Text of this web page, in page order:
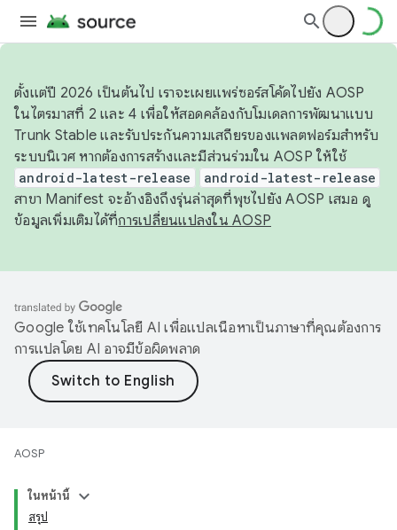
ตั้งแต่ปี 2026 เป็นต้นไป เราจะเผยแพร่ซอร์สโค้ดไปยัง AOSP
ในไตรมาสที่ 2 และ 4 เพื่อให้สอดคล้องกับโมเดลการพัฒนาแบบ
Trunk Stable และรับประกันความเสถียรของแพลตฟอร์มสำหรับ
ระบบนิเวศ หากต้องการสร้างและมีส่วนร่วมใน AOSP ให้ใช้
android-latest-release android-latest-release
สาขา Manifest จะอ้างอิงถึงรุ่นล่าสุดที่พุชไปยัง AOSP เสมอ ดู
ข้อมูลเพิ่มเติมได้ที่การเปลี่ยนแปลงใน AOSP
Google ใช้เทคโนโลยี AI เพื่อแปลเนื้อหาเป็นภาษาที่คุณต้องการ
การแปลโดย AI อาจมีข้อผิดพลาด
AOSP
ในหน้านี้
สรุป